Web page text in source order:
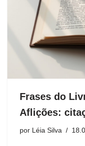
Frases do
Aflições:
por Léia Silva